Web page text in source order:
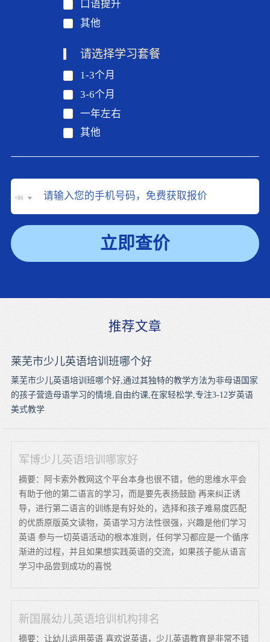
口语提升
其他
请选择学习套餐
1-3个月
3-6个月
一年左右
其他
+86
立即查价
推荐文章
莱芜市少儿英语培训班哪个好
莱芜市少儿英语培训班哪个好,通过其独特的教学方法为非母语国家
的孩子营造母语学习的情境,自由约课,在家轻松学,专注3-12岁英语
美式教学
军博少儿英语培训哪家好
摘要：阿卡索外教网这个平台本身也很不错，他的思维水平会
有助于他的第二语言的学习，而是要先表扬鼓励 再来纠正诱
导，进行第二语言的训练是有好处的，选择和孩子难易度匹配
的优质原版英文读物，英语学习方法性很强，兴趣是他们学习
英语 参与一切英语活动的根本准则，任何学习都应是一个循序
渐进的过程，并且如果想实践英语的交流，如果孩子能从语言
学习中品尝到成功的喜悦
新国展幼儿英语培训机构排名
摘要：让幼儿运用英语 喜欢说英语，少儿英语教育是非常不错